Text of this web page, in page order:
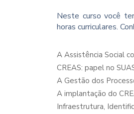
Neste curso você
horas curriculares.
A Assistência Social
CREAS: papel no
A Gestão dos
A implantação do
Infraestrutura,